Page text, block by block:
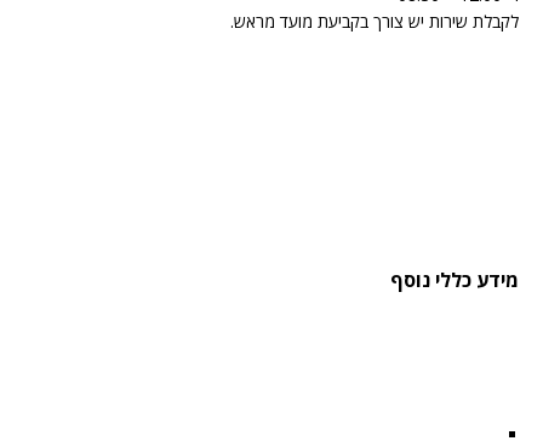
לקבלת שירות יש צורך בקביעת מועד מראש.
מידע כללי נוסף